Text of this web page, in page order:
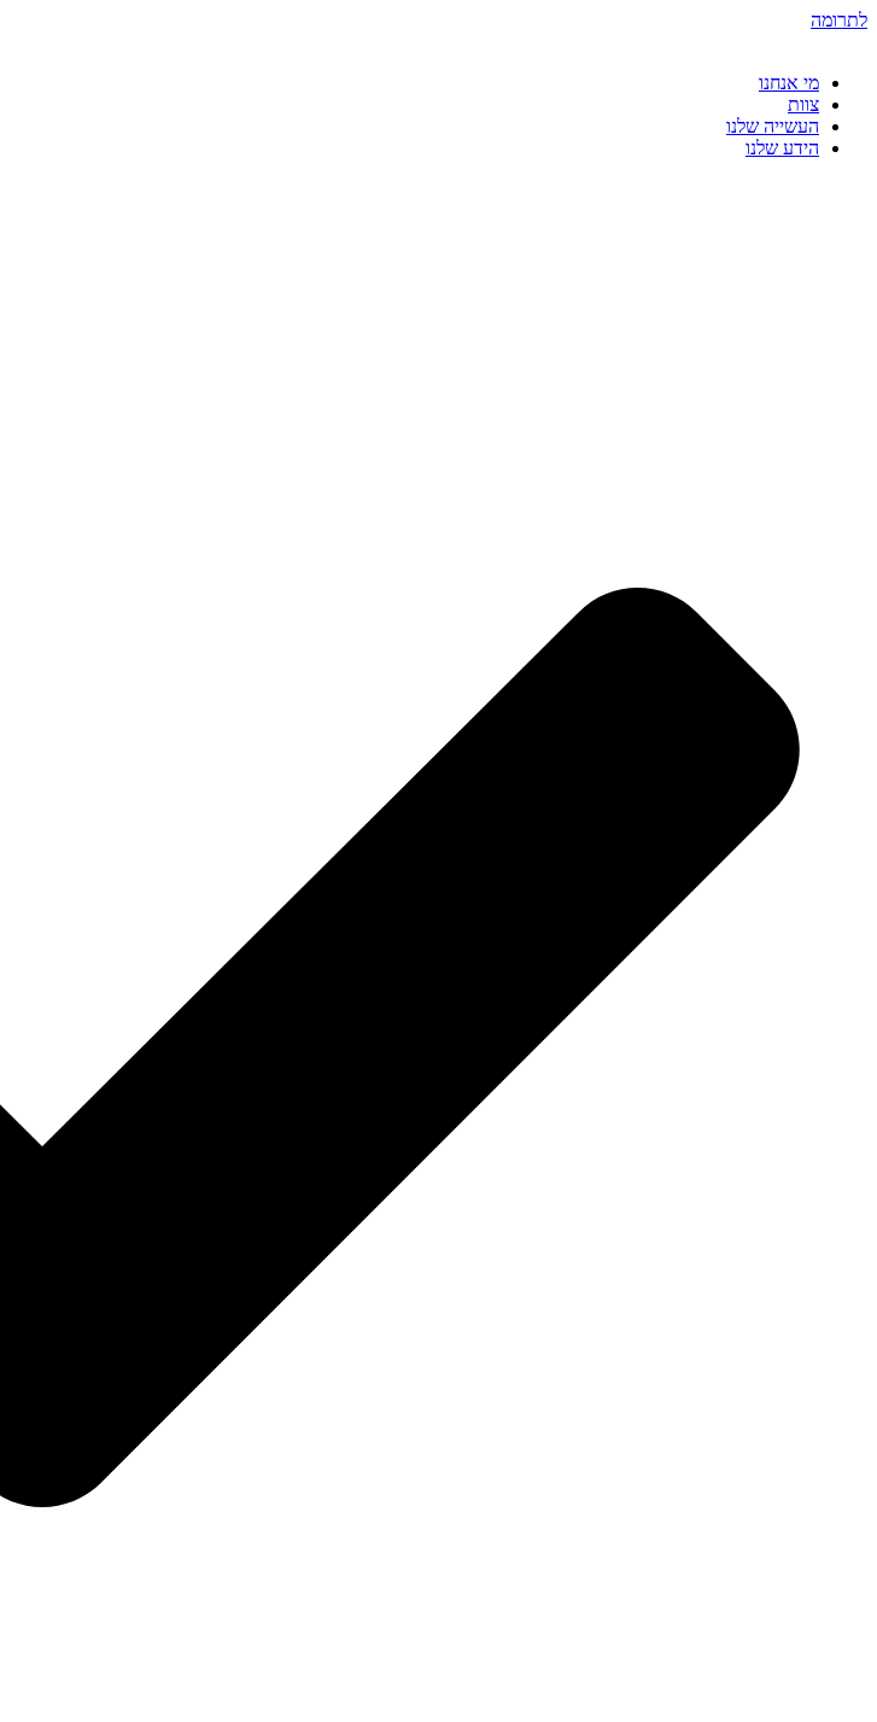
לתרומהדלג
מי אנחנו
צוות
העשייה שלנו
הידע שלנו